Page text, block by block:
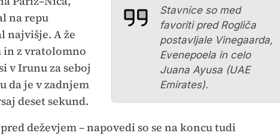
Stavnice so med
favoriti pred Rogliča
postavljale Vinegaarda,
Evenepoela in celo
Juana Ayusa (UAE
Emirates).
na repu
najvišje. A že
z vratolomno
v Irunu za seboj
da je v zadnjem
deset sekund.
deževjem – napovedi so se na koncu tudi